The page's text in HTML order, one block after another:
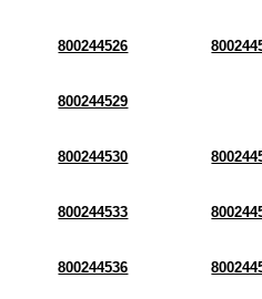
800244526
800244529
800244530
800244533
800244536